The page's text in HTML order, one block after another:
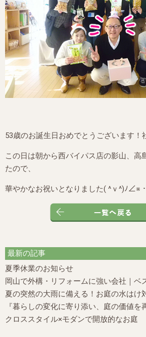
53歳のお誕生日おめでとうございます！
この日は朝から西バイパス店の影山、高
たので、
華やかなお祝いとなりました( ^ｖ^)ﾉ∠※
最新の記事
夏季休業のお知らせ
岡山で外構・リフォームに強い会社｜ベ
夏の突然の大雨に備える！お庭の水はけ
『暮らしの変化に寄り添い、庭の価値
クロススタイル×モダンで開放的なお庭